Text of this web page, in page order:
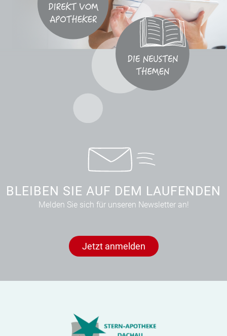
BLEIBEN SIE AUF DEM LAUFENDEN
Melden Sie sich für unseren Newsletter an!
Jetzt anmelden